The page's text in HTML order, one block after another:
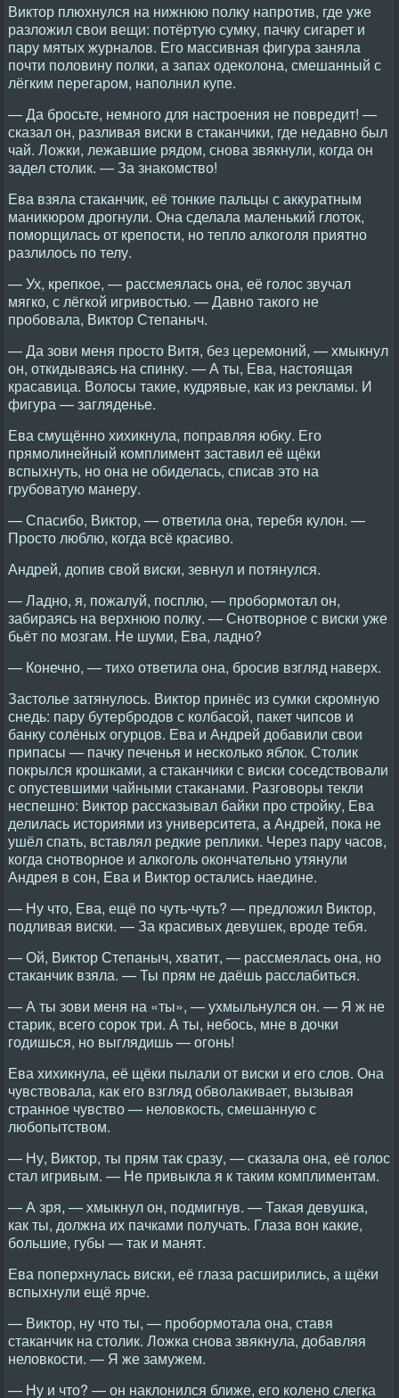
Виктор плюхнулся на нижнюю полку напротив, где уже
разложил свои вещи: потёртую сумку, пачку сигарет и
пару мятых журналов. Его массивная фигура заняла
почти половину полки, а запах одеколона, смешанный с
лёгким перегаром, наполнил купе.
— Да бросьте, немного для настроения не повредит! —
сказал он, разливая виски в стаканчики, где недавно был
чай. Ложки, лежавшие рядом, снова звякнули, когда он
задел столик. — За знакомство!
Ева взяла стаканчик, её тонкие пальцы с аккуратным
маникюром дрогнули. Она сделала маленький глоток,
поморщилась от крепости, но тепло алкоголя приятно
разлилось по телу.
— Ух, крепкое, — рассмеялась она, её голос звучал
мягко, с лёгкой игривостью. — Давно такого не
пробовала, Виктор Степаныч.
— Да зови меня просто Витя, без церемоний, — хмыкнул
он, откидываясь на спинку. — А ты, Ева, настоящая
красавица. Волосы такие, кудрявые, как из рекламы. И
фигура — загляденье.
Ева смущённо хихикнула, поправляя юбку. Его
прямолинейный комплимент заставил её щёки
вспыхнуть, но она не обиделась, списав это на
грубоватую манеру.
— Спасибо, Виктор, — ответила она, теребя кулон. —
Просто люблю, когда всё красиво.
Андрей, допив свой виски, зевнул и потянулся.
— Ладно, я, пожалуй, посплю, — пробормотал он,
забираясь на верхнюю полку. — Снотворное с виски уже
бьёт по мозгам. Не шуми, Ева, ладно?
— Конечно, — тихо ответила она, бросив взгляд наверх.
Застолье затянулось. Виктор принёс из сумки скромную
снедь: пару бутербродов с колбасой, пакет чипсов и
банку солёных огурцов. Ева и Андрей добавили свои
припасы — пачку печенья и несколько яблок. Столик
покрылся крошками, а стаканчики с виски соседствовали
с опустевшими чайными стаканами. Разговоры текли
неспешно: Виктор рассказывал байки про стройку, Ева
делилась историями из университета, а Андрей, пока не
ушёл спать, вставлял редкие реплики. Через пару часов,
когда снотворное и алкоголь окончательно утянули
Андрея в сон, Ева и Виктор остались наедине.
— Ну что, Ева, ещё по чуть-чуть? — предложил Виктор,
подливая виски. — За красивых девушек, вроде тебя.
— Ой, Виктор Степаныч, хватит, — рассмеялась она, но
стаканчик взяла. — Ты прям не даёшь расслабиться.
— А ты зови меня на «ты», — ухмыльнулся он. — Я ж не
старик, всего сорок три. А ты, небось, мне в дочки
годишься, но выглядишь — огонь!
Ева хихикнула, её щёки пылали от виски и его слов. Она
чувствовала, как его взгляд обволакивает, вызывая
странное чувство — неловкость, смешанную с
любопытством.
— Ну, Виктор, ты прям так сразу, — сказала она, её голос
стал игривым. — Не привыкла я к таким комплиментам.
— А зря, — хмыкнул он, подмигнув. — Такая девушка,
как ты, должна их пачками получать. Глаза вон какие,
большие, губы — так и манят.
Ева поперхнулась виски, её глаза расширились, а щёки
вспыхнули ещё ярче.
— Виктор, ну что ты, — пробормотала она, ставя
стаканчик на столик. Ложка снова звякнула, добавляя
неловкости. — Я же замужем.
— Ну и что? — он наклонился ближе, его колено слегка